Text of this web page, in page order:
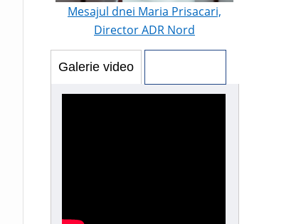
Mesajul dnei Maria Prisacari,
Director ADR Nord
Galerie video